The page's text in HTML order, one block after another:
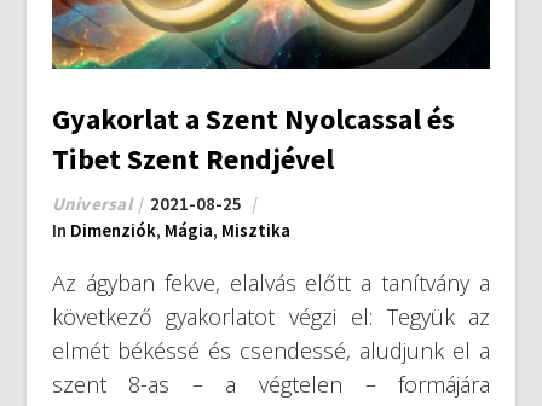
Gyakorlat a Szent Nyolcassal és
Tibet Szent Rendjével
Universal
2021-08-25
In Dimenziók, Mágia, Misztika
Az ágyban fekve, elalvás előtt a tanítvány a
következő gyakorlatot végzi el: Tegyük az
elmét békéssé és csendessé, aludjunk el a
szent 8-as – a végtelen – formájára